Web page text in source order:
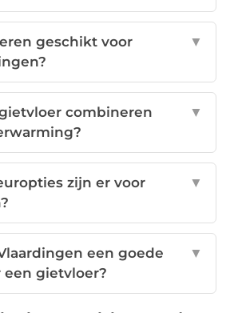
geschikt voor
▼
combineren
▼
zijn er voor
▼
een goede
een gietvloer?
▼